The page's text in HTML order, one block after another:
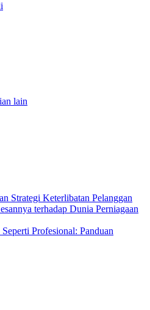
lain
Strategi Keterlibatan Pelanggan
terhadap Dunia Perniagaan
Profesional: Panduan